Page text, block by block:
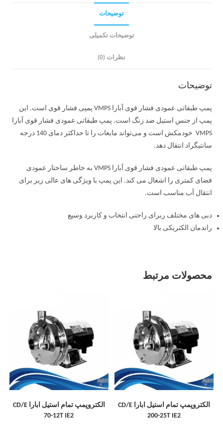
توضیحات
توضیحات تکمیلی
نظرات (0)
توضیحات
پمپ طبقاتی عمودی فشار قوی آبارا VMPS پمپی فشار قوی است. این
پمپ از جنس استیل ضد زنگ است. پمپ طبقاتی عمودی فشار قوی آبارا
VMPS خودمکش است و می‌تواند مایعات را تا حداکثر دمای 140 درجه
سانتیگراد انتقال دهد.
پمپ طبقاتی عمودی فشار قوی آبارا VMPS به خاطر ساختار عمودی
فضای کمتری را اشغال می کند. این پمپ با ویژگی های عالی زیر برای
انتقال آب مناسب است.
دبی های مختلف ربرای راحتی انتخاب و کاربرد وسیع
راندمان الکتریکی بالا
محصولات مرتبط
الکتروپمپ تمام استیل ابارا CD/E
200-25T IE2
الکتروپمپ تمام استیل ابارا CD/E
70-12T IE2